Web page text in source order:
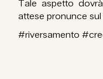
Tale aspetto
attese pronunce
#riversamento